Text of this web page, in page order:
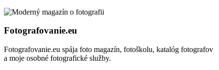
Fotografovanie.eu
Fotografovanie.eu spája foto magazín, fotoškolu, katalóg fotografov
a moje osobné fotografické služby.